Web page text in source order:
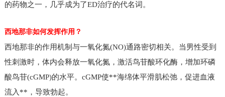
的药物之一，几乎成为了ED治疗的代名词。
西地那非如何发挥作用？
西地那非的作用机制与一氧化氮(NO)通路密切相关。当男性受到
性刺激时，体内会释放一氧化氮，激活鸟苷酸环化酶，增加环磷
酸鸟苷(cGMP)的水平。cGMP使**海绵体平滑肌松弛，促进血液
流入**，导致勃起。